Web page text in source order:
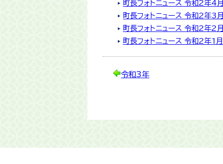
町長フォトニュース 令和2年4月
町長フォトニュース 令和2年3月
町長フォトニュース 令和2年2月
町長フォトニュース 令和2年1月
令和3年